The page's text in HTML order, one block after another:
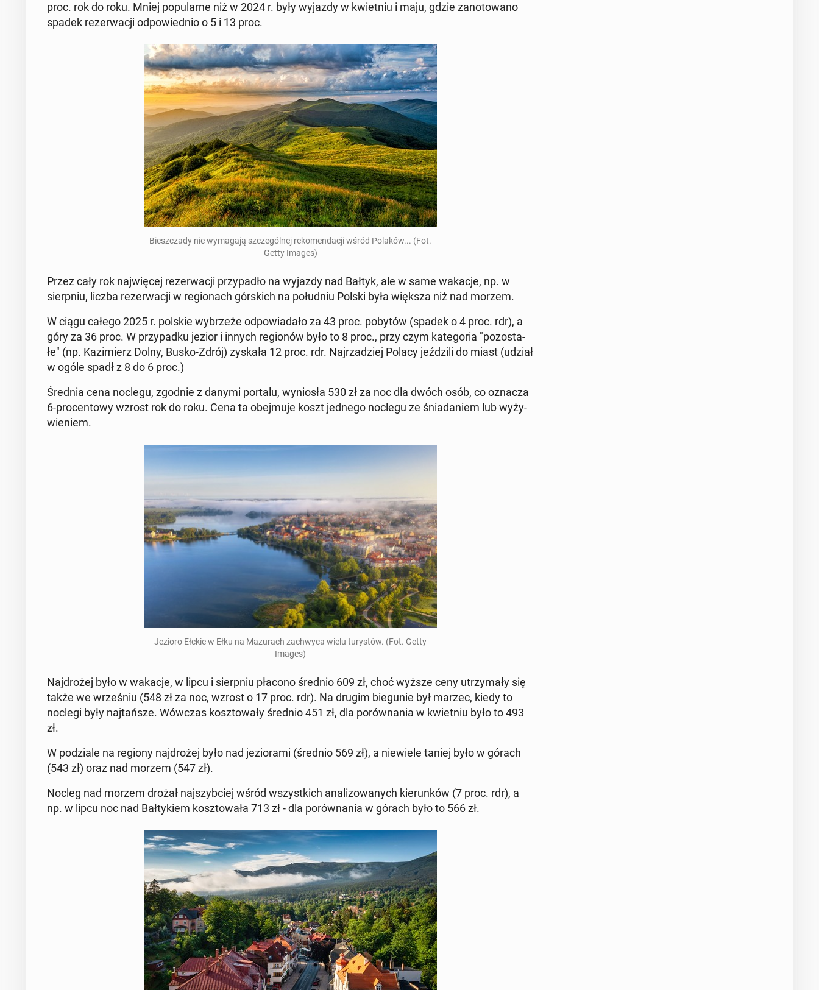
proc. rok do roku. Mniej po­pu­lar­ne niż w 2024 r. były wyjazdy w kwiet­niu i maju, gdzie za­no­to­wa­no
spadek re­zer­wa­cji od­po­wied­nio o 5 i 13 proc.
Biesz­cza­dy nie wy­ma­ga­ją szcze­gól­nej re­ko­men­da­cji wśród Polaków... (Fot.
Getty Images)
Przez cały rok naj­wię­cej re­zer­wa­cji przy­pa­dło na wyjazdy nad Bałtyk, ale w same wakacje, np. w
sierp­niu, liczba re­zer­wa­cji w re­gio­nach gór­skich na po­łu­dniu Polski była większa niż nad morzem.
W ciągu całego 2025 r. polskie wy­brze­że od­po­wia­da­ło za 43 proc. pobytów (spadek o 4 proc. rdr), a
góry za 36 proc. W przy­pad­ku jezior i innych re­gio­nów było to 8 proc., przy czym ka­te­go­ria "po­zo­sta­
łe" (np. Ka­zi­mierz Dolny, Busko-Zdrój) zyskała 12 proc. rdr. Naj­rza­dziej Polacy jeź­dzi­li do miast (udział
w ogóle spadł z 8 do 6 proc.)
Średnia cena noclegu, zgodnie z danymi portalu, wy­nio­sła 530 zł za noc dla dwóch osób, co oznacza
6-pro­cen­to­wy wzrost rok do roku. Cena ta obej­mu­je koszt jednego noclegu ze śnia­da­niem lub wy­ży­
wie­niem.
Jezioro Ełckie w Ełku na Ma­zu­rach za­chwy­ca wielu tu­ry­stów. (Fot. Getty
Images)
Naj­dro­żej było w wakacje, w lipcu i sierp­niu płacono średnio 609 zł, choć wyższe ceny utrzy­ma­ły się
także we wrze­śniu (548 zł za noc, wzrost o 17 proc. rdr). Na drugim bie­gu­nie był marzec, kiedy to
noclegi były naj­tań­sze. Wówczas kosz­to­wa­ły średnio 451 zł, dla po­rów­na­nia w kwiet­niu było to 493
zł.
W po­dzia­le na regiony naj­dro­żej było nad je­zio­ra­mi (średnio 569 zł), a nie­wie­le taniej było w górach
(543 zł) oraz nad morzem (547 zł).
Nocleg nad morzem drożał naj­szyb­ciej wśród wszyst­kich ana­li­zo­wa­nych kie­run­ków (7 proc. rdr), a
np. w lipcu noc nad Bał­ty­kiem kosz­to­wa­ła 713 zł - dla po­rów­na­nia w górach było to 566 zł.